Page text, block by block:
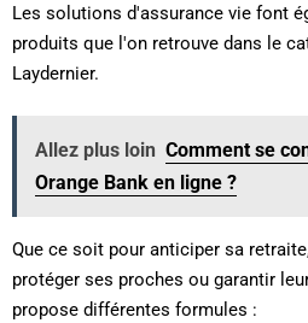
Les solutions d'assurance vie font
produits que l'on retrouve dans le
Laydernier.
Allez plus loin Comment se
Orange Bank en ligne ?
Que ce soit pour anticiper sa
protéger ses proches ou garantir
propose différentes formules :